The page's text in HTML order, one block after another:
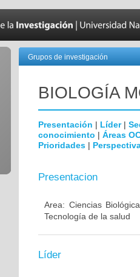
Grupos de investigación
BIOLOGÍA
Presentación | Líder|
conocimiento | Áreas
Prioridades |
Presentacion
Area: Ciencias
Tecnología de la salud
Líder